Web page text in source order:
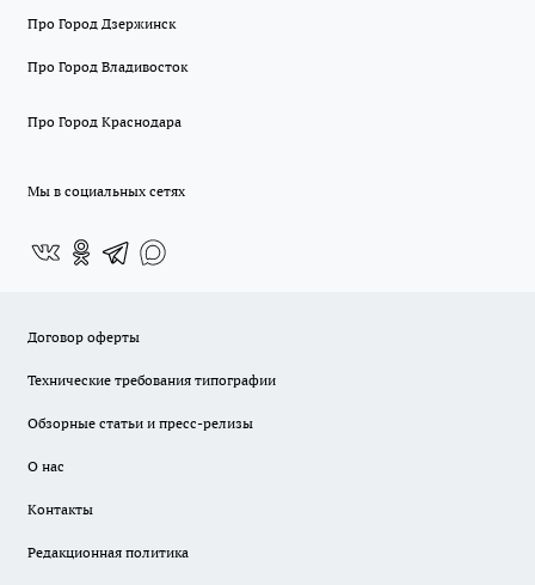
Про Город Дзержинск
Про Город Владивосток
Про Город Краснодара
Мы в социальных сетях
Договор оферты
Технические требования типографии
Обзорные статьи и пресс-релизы
О нас
Контакты
Редакционная политика